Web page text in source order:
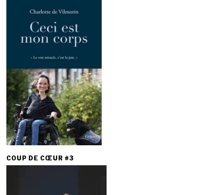
COUP DE CŒUR #3